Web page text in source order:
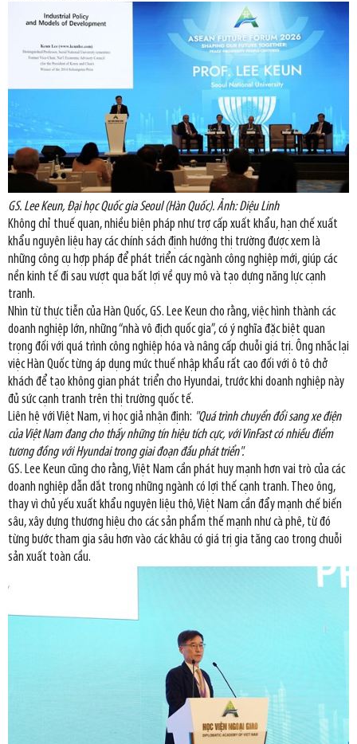
GS. Lee Keun, Đại học Quốc gia Seoul (Hàn Quốc). Ảnh: Diệu Linh
Không chỉ thuế quan, nhiều biện pháp như trợ cấp xuất khẩu, hạn chế xuất
khẩu nguyên liệu hay các chính sách định hướng thị trường được xem là
những công cụ hợp pháp để phát triển các ngành công nghiệp mới, giúp các
nền kinh tế đi sau vượt qua bất lợi về quy mô và tạo dựng năng lực cạnh
tranh.
Nhìn từ thực tiễn của Hàn Quốc, GS. Lee Keun cho rằng, việc hình thành các
doanh nghiệp lớn, những “nhà vô địch quốc gia”, có ý nghĩa đặc biệt quan
trọng đối với quá trình công nghiệp hóa và nâng cấp chuỗi giá trị. Ông nhắc lại
việc Hàn Quốc từng áp dụng mức thuế nhập khẩu rất cao đối với ô tô chở
khách để tạo không gian phát triển cho Hyundai, trước khi doanh nghiệp này
đủ sức cạnh tranh trên thị trường quốc tế.
Liên hệ với Việt Nam, vị học giả nhận định: "Quá trình chuyển đổi sang xe điện
của Việt Nam đang cho thấy những tín hiệu tích cực, với VinFast có nhiều điểm
tương đồng với Hyundai trong giai đoạn đầu phát triển".
GS. Lee Keun cũng cho rằng, Việt Nam cần phát huy mạnh hơn vai trò của các
doanh nghiệp dẫn dắt trong những ngành có lợi thế cạnh tranh. Theo ông,
thay vì chủ yếu xuất khẩu nguyên liệu thô, Việt Nam cần đẩy mạnh chế biến
sâu, xây dựng thương hiệu cho các sản phẩm thế mạnh như cà phê, từ đó
từng bước tham gia sâu hơn vào các khâu có giá trị gia tăng cao trong chuỗi
sản xuất toàn cầu.